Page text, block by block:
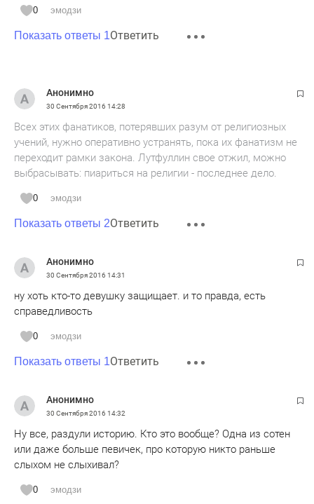
0 эмодзи
Показать ответы 1Ответить
Анонимно
30 Сентября 2016 14:28
Всех этих фанатиков, потерявших разум от религиозных
учений, нужно оперативно устранять, пока их фанатизм не
переходит рамки закона. Лутфуллин свое отжил, можно
выбрасывать: пиариться на религии - последнее дело.
0 эмодзи
Показать ответы 2Ответить
Анонимно
30 Сентября 2016 14:31
ну хоть кто-то девушку защищает. и то правда, есть
справедливость
0 эмодзи
Показать ответы 1Ответить
Анонимно
30 Сентября 2016 14:32
Ну все, раздули историю. Кто это вообще? Одна из сотен
или даже больше певичек, про которую никто раньше
слыхом не слыхивал?
0 эмодзи